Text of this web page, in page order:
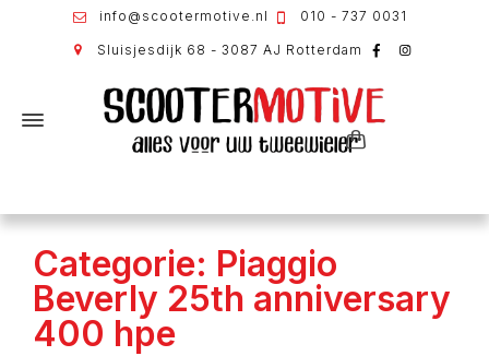
info@scootermotive.nl 010 - 737 0031
Sluisjesdijk 68 - 3087 AJ Rotterdam
Categorie: Piaggio
Beverly 25th anniversary
400 hpe